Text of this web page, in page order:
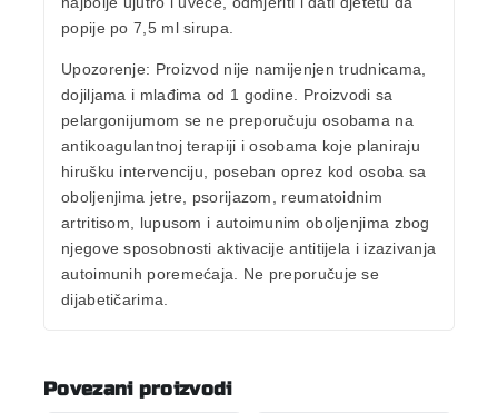
popije po 7,5 ml sirupa.
Upozorenje: Proizvod nije namijenjen trudnicama,
dojiljama i mlađima od 1 godine. Proizvodi sa
pelargonijumom se ne preporučuju osobama na
antikoagulantnoj terapiji i osobama koje planiraju
hirušku intervenciju, poseban oprez kod osoba sa
oboljenjima jetre, psorijazom, reumatoidnim
artritisom, lupusom i autoimunim oboljenjima zbog
njegove sposobnosti aktivacije antitijela i izazivanja
autoimunih poremećaja. Ne preporučuje se
dijabetičarima.
Povezani proizvodi